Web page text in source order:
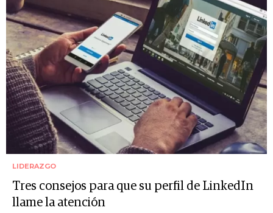
LIDERAZGO
Tres consejos para que su perfil de LinkedIn
llame la atención